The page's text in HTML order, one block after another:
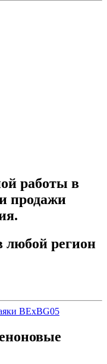
работы в
продажи
любой регион